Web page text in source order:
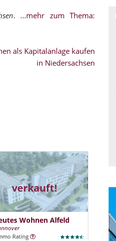
. ...mehr zum Thema:
als Kapitalanlage kaufen
in Niedersachsen
verkauft!
Wohnen Alfeld
Rating